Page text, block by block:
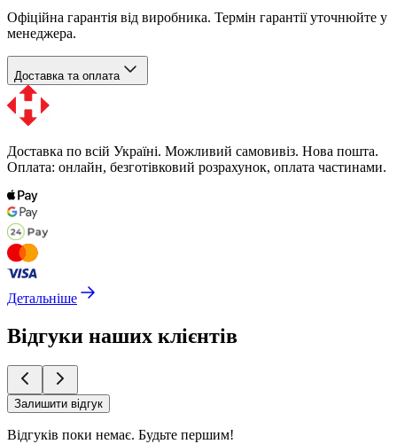
Офіційна гарантія від виробника. Термін гарантії уточнюйте у
менеджера.
Доставка та оплата
Доставка по всій Україні. Можливий самовивіз. Нова пошта.
Оплата: онлайн, безготівковий розрахунок, оплата частинами.
Детальніше
Відгуки наших клієнтів
Залишити відгук
Відгуків поки немає. Будьте першим!